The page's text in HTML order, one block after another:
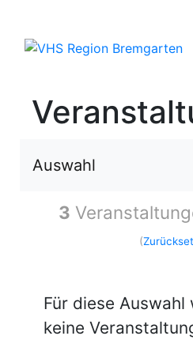
Auswahl
3
(
Für diese
keine